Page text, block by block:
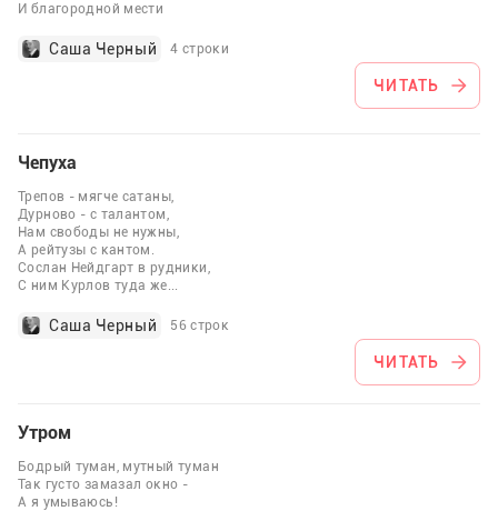
И благородной мести
Саша Черный 4 строки
ЧИТАТЬ
Чепуха
Трепов - мягче сатаны,
Дурново - с талантом,
Нам свободы не нужны,
А рейтузы с кантом.
Сослан Нейдгарт в рудники,
С ним Курлов туда же...
Саша Черный 56 строк
ЧИТАТЬ
Утром
Бодрый туман, мутный туман
Так густо замазал окно -
А я умываюсь!